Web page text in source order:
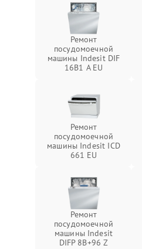
Ремонт
посудомоечной
машины Indesit DIF
16B1 A EU
Ремонт
посудомоечной
машины Indesit ICD
661 EU
Ремонт
посудомоечной
машины Indesit
DIFP 8B+96 Z